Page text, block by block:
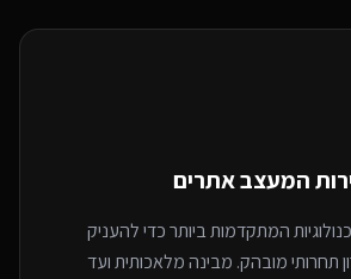
המעצב אתרים
המתקדמות ביותר כדי להעניק
תחרותי מובהק. מבינה מלאכותית ועד